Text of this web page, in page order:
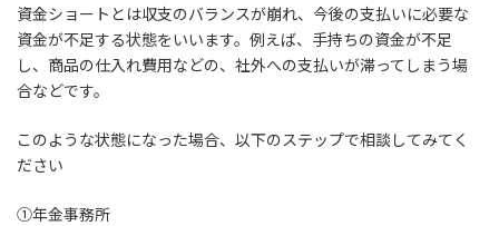
資金ショートとは収支のバランスが崩れ、今後の支払いに必要な
資金が不足する状態をいいます。例えば、手持ちの資金が不足
し、商品の仕入れ費用などの、社外への支払いが滞ってしまう場
合などです。
このような状態になった場合、以下のステップで相談してみてく
ださい
①年金事務所